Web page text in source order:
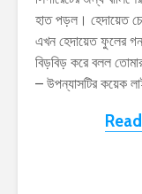
হাত পড়ল। হেদায়েত
এখন হেদায়েত ফুলের
বিড়বিড় করে বলল
– উপন্যাসটির কয়েক